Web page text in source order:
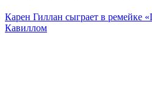
Карен Гиллан сыграет в ремейке
Кавиллом